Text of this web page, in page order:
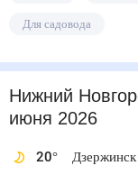
Для садовода
Нижний
июня 2026
20° Дзержинск